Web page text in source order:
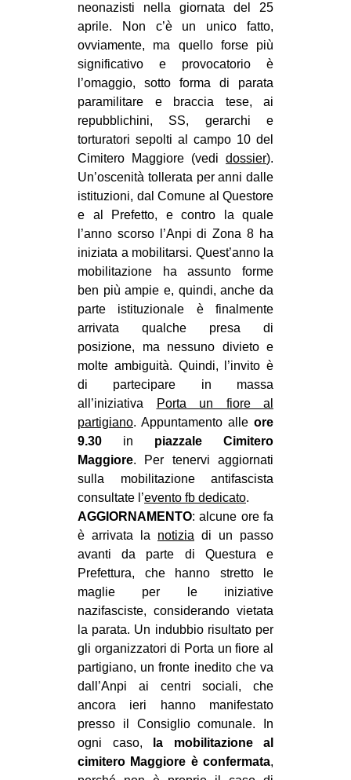
MUSICA
RECENSIONI
INTERNAZIONALE
AFRICA
AMERICHE
ESTREMO ORIENTE
EUROPA
MEDIO ORIENTE
MONDO
EVENTI
tw
bsky
ms
SEARCH
neonazisti nella giornata del 25
aprile. Non c’è un unico fatto,
ovviamente, ma quello forse più
significativo e provocatorio è
l’omaggio, sotto forma di parata
paramilitare e braccia tese, ai
repubblichini, SS, gerarchi e
torturatori sepolti al campo 10 del
Cimitero Maggiore (vedi dossier).
Un’oscenità tollerata per anni dalle
istituzioni, dal Comune al Questore
e al Prefetto, e contro la quale
l’anno scorso l’Anpi di Zona 8 ha
iniziata a mobilitarsi. Quest’anno la
mobilitazione ha assunto forme
ben più ampie e, quindi, anche da
parte istituzionale è finalmente
arrivata qualche presa di
posizione, ma nessuno divieto e
molte ambiguità. Quindi, l’invito è
di partecipare in massa
all’iniziativa
Porta un fiore al
partigiano. Appuntamento alle ore
9.30 in piazzale Cimitero
Maggiore. Per tenervi aggiornati
sulla mobilitazione antifascista
consultate l’evento fb dedicato.
AGGIORNAMENTO: alcune ore fa
è arrivata la notizia di un passo
avanti da parte di Questura e
Prefettura, che hanno stretto le
maglie per le iniziative
nazifasciste, considerando vietata
la parata. Un indubbio risultato per
gli organizzatori di Porta un fiore al
partigiano, un fronte inedito che va
dall’Anpi ai centri sociali, che
ancora ieri hanno manifestato
presso il Consiglio comunale. In
ogni caso,
la mobilitazione al
cimitero Maggiore è confermata,